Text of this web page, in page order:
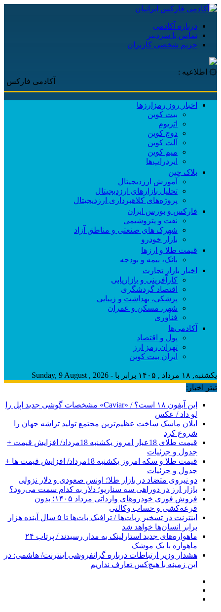
درباره آکادمی
تماس با سردبیر
حریم شخصی کاربران
۞ اطلاعیه :
آکادمی فارکس ایرانیان،
اخبار روز رمزارزها
بیت کوین
اتریوم
دوج کوین
آلت کوین
میم کوین‌
ایردراپ‌ها
بلاک چین
آموزش ارزدیجیتال
تحلیل بازارهای ارزدیجیتال
پروژه‌های کلاهبرداری ارزدیجیتال
فارکس و بورس ایران
نفت و پتروشیمی
شهرک های صنعتی و مناطق آزاد
بازار خودرو
قیمت طلا و ارزها
بانک، بیمه و بودجه
اخبار بازار تجارت
کارآفرینی و بازاریابی
اقتصاد گردشگری
پزشکی، بهداشت و زیبایی
شهر، مسکن و عمران
فناوری
آکادمی‌ها
پول و اقتصاد
تهران رمز ارز
ایران بیت کوین
یکشنبه, ۱۸ مرداد , ۱۴۰۵ برابر با - Sunday, 9 August , 2026
تیتر اخبار:
این آیفون ۱۸ است؟ / «Caviar» مشخصات گوشی جدید اپل را
لو داد / عکس
ایلان ماسک ساخت عظیم‌ترین مجتمع تولید تراشه جهان را
شروع کرد
قیمت طلای 18عیار امروز یکشنبه 18مرداد/ افزایش قیمت +
جدول و جزئیات
قیمت طلا و سکه امروز یکشنبه 18مرداد/ افزایش قیمت ها +
جدول و جزئیات
دو نیروی متضاد در بازار طلا؛ اونس صعودی و دلار نزولی
بازار ارز در دوراهی سه سناریو؛ دلار به کدام سمت می‌رود؟
فروش فوری خودروهای وارداتی مرداد ۱۴۰۵؛ بدون
قرعه‌کشی و حساب وکالتی
اینترنت در تسخیر ربات‌ها / ترافیک بات‌ها تا ۵ سال آینده هزار
برابر انسان‌ها خواهد شد
ماهواره‌های جدید استارلینک به مدار رسیدند / پرتاب ۲۴
ماهواره با یک موشک
هشدار وزیر ارتباطات درباره گرانفروشی اینترنت/ هاشمی: در
این زمینه با هیچ‌کس تعارف نداریم